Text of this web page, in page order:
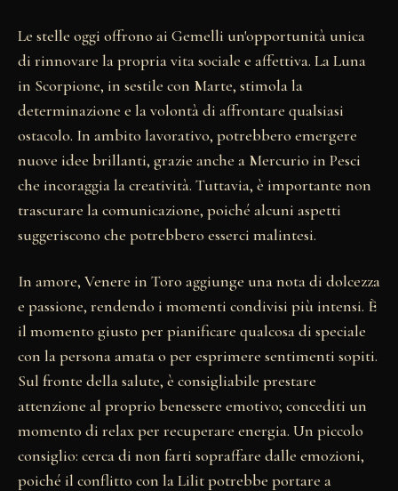
Le stelle oggi offrono ai Gemelli un'opportunità unica
di rinnovare la propria vita sociale e affettiva. La Luna
in Scorpione, in sestile con Marte, stimola la
determinazione e la volontà di affrontare qualsiasi
ostacolo. In ambito lavorativo, potrebbero emergere
nuove idee brillanti, grazie anche a Mercurio in Pesci
che incoraggia la creatività. Tuttavia, è importante non
trascurare la comunicazione, poiché alcuni aspetti
suggeriscono che potrebbero esserci malintesi.
In amore, Venere in Toro aggiunge una nota di dolcezza
e passione, rendendo i momenti condivisi più intensi. È
il momento giusto per pianificare qualcosa di speciale
con la persona amata o per esprimere sentimenti sopiti.
Sul fronte della salute, è consigliabile prestare
attenzione al proprio benessere emotivo; concediti un
momento di relax per recuperare energia. Un piccolo
consiglio: cerca di non farti sopraffare dalle emozioni,
poiché il conflitto con la Lilit potrebbe portare a